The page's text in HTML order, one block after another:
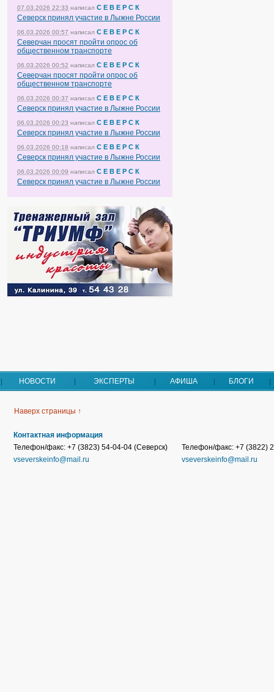
07.03.2026 22:33 написал С Е В Е Р С К
Северск принял участие в Лыжне России
06.03.2026 00:57 написал С Е В Е Р С К
Северчан просят пройти опрос об
общественном транспорте
06.03.2026 00:52 написал С Е В Е Р С К
Северчан просят пройти опрос об
общественном транспорте
06.03.2026 00:37 написал С Е В Е Р С К
Северск принял участие в Лыжне России
06.03.2026 00:23 написал С Е В Е Р С К
Северск принял участие в Лыжне России
06.03.2026 00:18 написал С Е В Е Р С К
Северск принял участие в Лыжне России
06.03.2026 00:09 написал С Е В Е Р С К
Северск принял участие в Лыжне России
НОВОСТИ ЭКСПЕРТЫ АФИША БЛОГИ
Наверх страницы ↑
Контактная информация
Телефон/факс: +7 (3823) 54-04-04 (Северск)
vseverskeinfo@mail.ru
Телефон/факс: +7 (3822)
vseverskeinfo@mail.ru